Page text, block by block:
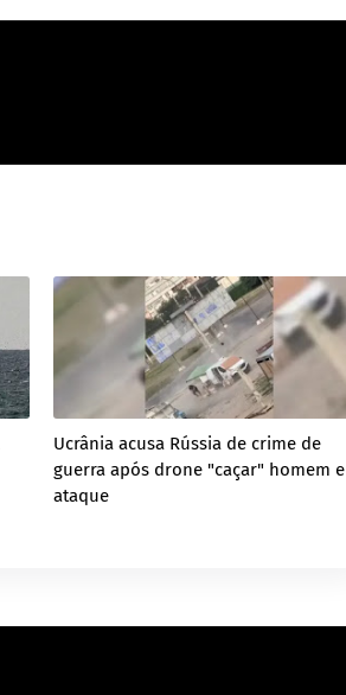
Ucrânia acusa Rússia de crime de
guerra após drone "caçar" homem
ataque